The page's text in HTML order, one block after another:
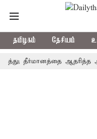
தமிழகம் தேசியம்
தீர்மானத்தை ஆதரித்த